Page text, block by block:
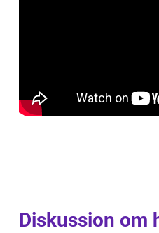
Diskussion om